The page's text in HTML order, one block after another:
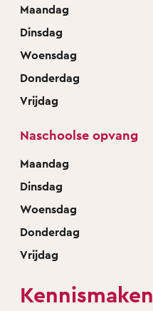
Maandag
Dinsdag
Woensdag
Donderdag
Vrijdag
Naschoolse opvang
Maandag
Dinsdag
Woensdag
Donderdag
Vrijdag
Kennismaken